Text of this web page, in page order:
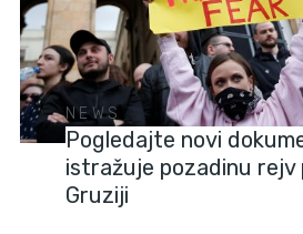
NEWS
Pogledajte novi
istražuje pozadinu
Gruziji